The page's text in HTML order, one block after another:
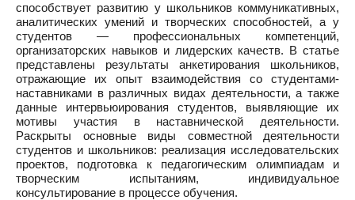
способствует развитию у школьников коммуникативных,
аналитических умений и творческих способностей, а у
студентов — профессиональных компетенций,
организаторских навыков и лидерских качеств. В статье
представлены результаты анкетирования школьников,
отражающие их опыт взаимодействия со студентами-
наставниками в различных видах деятельности, а также
данные интервьюирования студентов, выявляющие их
мотивы участия в наставнической деятельности.
Раскрыты основные виды совместной деятельности
студентов и школьников: реализация исследовательских
проектов, подготовка к педагогическим олимпиадам и
творческим испытаниям, индивидуальное
консультирование в процессе обучения.